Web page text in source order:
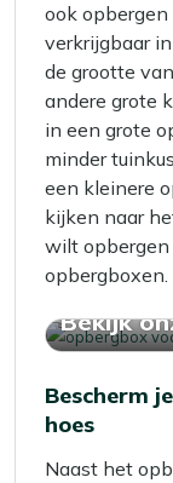
ook
verkrijgbaar
de grootte
andere grote
in een grote
minder
een kleinere
kijken naar
wilt opbergen
opbergboxen.
Bekijk
Bescherm
hoes
Naast het